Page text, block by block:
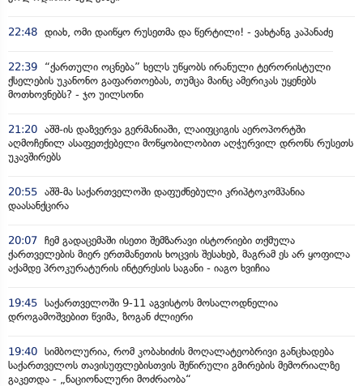
22:48 დიახ, ომი დაიწყო რუსეთმა და წერტილი! - ვახტანგ კაპანაძე
22:39
“ქართული ოცნება” ხელს უწყობს ირანული ტერორისტული
ქსელების უკანონო გაფართოებას, თუმცა მაინც ამერიკას უყენებს
მოთხოვნებს? - ჯო უილსონი
21:20 აშშ-ის დაზვერვა გერმანიაში, ლაიფციგის აეროპორტში
აღმოჩენილ ასაფეთქებელი მოწყობილობით აღჭურვილ დრონს რუსეთს
უკავშირებს
20:55 აშშ-მა საქართველოში დაფუძნებული კრიპტოკომპანია
დაასანქცირა
20:07 ჩემ გადაცემაში ისეთი შემზარავი ისტორიები თქმულა
ქართველების მიერ ერთმანეთის ხოცვის შესახებ, მაგრამ ეს არ ყოფილა
აქამდე პროკურატურის ინტერესის საგანი - იაგო ხვიჩია
19:45 საქართველოში 9-11 აგვისტოს მოსალოდნელია
დროგამოშვებით წვიმა, ზოგან ძლიერი
19:40 სიმბოლურია, რომ კობახიძის მოღალატეობრივი განცხადება
საქართველოს თავისუფლებისთვის შეწირული გმირების მემორიალზე
გაკეთდა - „ნაციონალური მოძრაობა“